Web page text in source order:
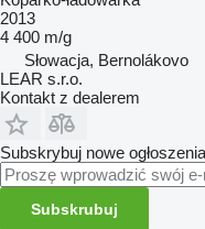
2013
4 400 m/g
Słowacja, Bernolákovo
LEAR s.r.o.
Kontakt z dealerem
Subskrybuj nowe
Subskrubuj